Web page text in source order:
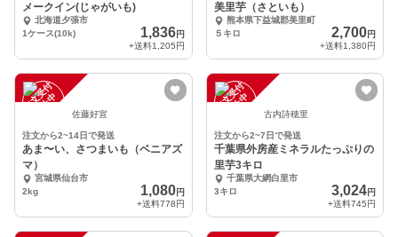
メークイン(じゃがいも)
北海道夕張市
1ケース(10k)
1,836円
+送料1,205円
美里芋（さといも）
熊本県下益城郡美里町
５キロ
2,700円
+送料1,380円
注
文
受
付
停
止
中 佐藤好宣
注文から2~14日で発送
あま〜い、さつまいも（ベニアズ
マ）
宮城県仙台市
2kg
1,080円
+送料778円
注
文
受
付
停
止
中 古内詩穂里
注文から2~7日で発送
千葉県外房産ミネラルたっぷりの
里芋3キロ
千葉県大網白里市
3キロ
3,024円
+送料745円